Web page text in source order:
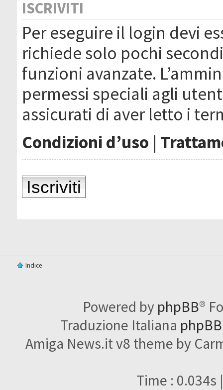
ISCRIVITI
Per eseguire il login devi
richiede solo pochi
funzioni avanzate.
permessi speciali agli
assicurati di aver letto i
Condizioni d’uso |
Iscriviti
Indice
Powered by phpBB®
Traduzione Italiana
Amiga News.it v8 theme by
Time : 0.034s